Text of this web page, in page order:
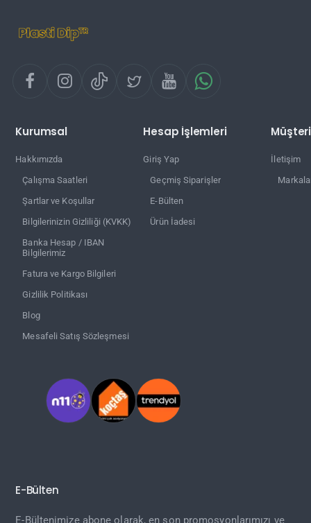
Kurumsal
Hakkımızda
Çalışma Saatleri
Şartlar ve Koşullar
Bilgilerinizin Gizliliği (KVKK)
Banka Hesap / IBAN
Bilgilerimiz
Fatura ve Kargo Bilgileri
Gizlilik Politikası
Blog
Mesafeli Satış Sözleşmesi
Hesap İşlemleri
Giriş Yap
Geçmiş Siparişler
E-Bülten
Ürün İadesi
İletişim
E-Bülten
E-Bültenimize abone olarak, en son promosyonlarımızı ve